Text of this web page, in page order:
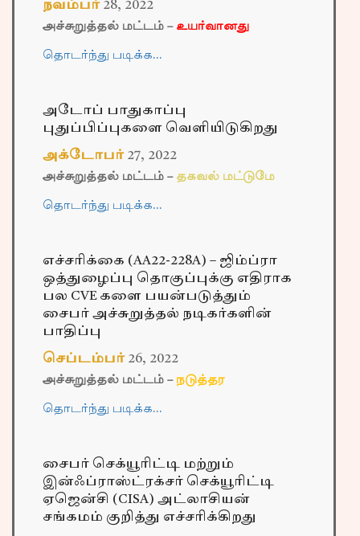
நவம்பர் 28, 2022
அச்சுறுத்தல் மட்டம் – உயர்வானது
தொடர்ந்து படிக்க…
அடோப் பாதுகாப்பு
புதுப்பிப்புகளை வெளியிடுகிறது
அக்டோபர் 27, 2022
அச்சுறுத்தல் மட்டம் – தகவல் மட்டுமே
தொடர்ந்து படிக்க…
எச்சரிக்கை (AA22-228A) – ஜிம்ப்ரா
ஒத்துழைப்பு தொகுப்புக்கு எதிராக
பல CVE களை பயன்படுத்தும்
சைபர் அச்சுறுத்தல் நடிகர்களின்
பாதிப்பு
செப்டம்பர் 26, 2022
அச்சுறுத்தல் மட்டம் – நடுத்தர
தொடர்ந்து படிக்க…
சைபர் செக்யூரிட்டி மற்றும்
இன்ஃப்ராஸ்ட்ரக்சர் செக்யூரிட்டி
ஏஜென்சி (CISA) அட்லாசியன்
சங்கமம் குறித்து எச்சரிக்கிறது